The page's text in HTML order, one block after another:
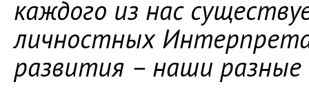
каждого из нас
личностных
развития – наши разные